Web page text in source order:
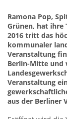
Ramona Pop,
Grünen, hat ihre
2016 tritt das
kommunaler
Veranstaltung
Berlin-Mitte und
Veranstaltung
aus der Berliner